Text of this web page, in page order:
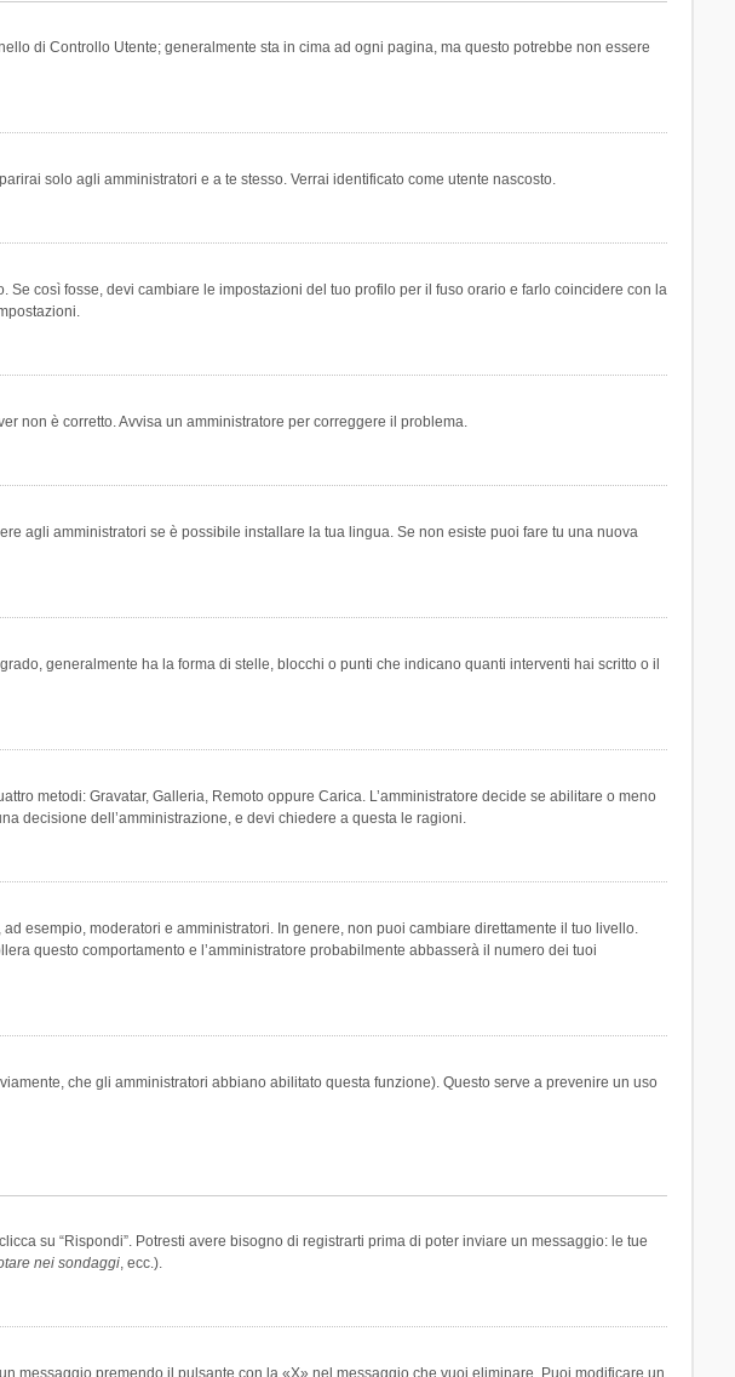
di Controllo Utente; generalmente sta in cima ad ogni pagina, ma questo potrebbe non essere
solo agli amministratori e a te stesso. Verrai identificato come utente nascosto.
così fosse, devi cambiare le impostazioni del tuo profilo per il fuso orario e farlo coincidere con la
non è corretto. Avvisa un amministratore per correggere il problema.
agli amministratori se è possibile installare la tua lingua. Se non esiste puoi fare tu una nuova
generalmente ha la forma di stelle, blocchi o punti che indicano quanti interventi hai scritto o il
metodi: Gravatar, Galleria, Remoto oppure Carica. L’amministratore decide se abilitare o meno
decisione dell’amministrazione, e devi chiedere a questa le ragioni.
esempio, moderatori e amministratori. In genere, non puoi cambiare direttamente il tuo livello.
questo comportamento e l’amministratore probabilmente abbasserà il numero dei tuoi
che gli amministratori abbiano abilitato questa funzione). Questo serve a prevenire un uso
su “Rispondi”. Potresti avere bisogno di registrarti prima di poter inviare un messaggio: le tue
nei sondaggi, ecc.).
messaggio premendo il pulsante con la «X» nel messaggio che vuoi eliminare. Puoi modificare un